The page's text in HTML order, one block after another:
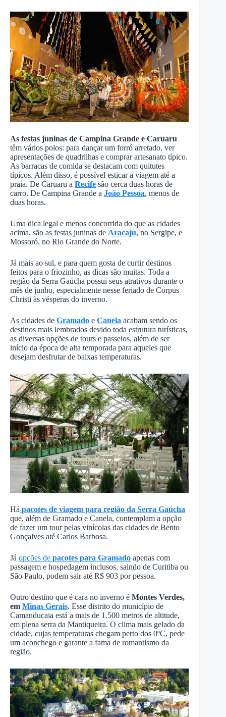
As festas juninas de Campina Grande e Caruaru
têm vários polos: para dançar um forró arretado, ver
apresentações de quadrilhas e comprar artesanato típico.
As barracas de comida se destacam com quitutes
típicos. Além disso, é possível esticar a viagem até a
praia. De Caruaru a Recife são cerca duas horas de
carro. De Campina Grande a João Pessoa, menos de
duas horas.
Uma dica legal e menos concorrida do que as cidades
acima, são as festas juninas de Aracaju, no Sergipe, e
Mossoró, no Rio Grande do Norte.
Já mais ao sul, e para quem gosta de curtir destinos
feitos para o friozinho, as dicas são muitas. Toda a
região da Serra Gaúcha possui seus atrativos durante o
mês de junho, especialmente nesse feriado de Corpus
Christi às vésperas do inverno.
As cidades de Gramado e Canela acabam sendo os
destinos mais lembrados devido toda estrutura turísticas,
as diversas opções de tours e passeios, além de ser
início da época de alta temporada para aqueles que
desejam desfrutar de baixas temperaturas.
Há pacotes de viagem para região da Serra Gaúcha
que, além de Gramado e Canela, contemplam a opção
de fazer um tour pelas vinícolas das cidades de Bento
Gonçalves até Carlos Barbosa.
Já opções de pacotes para Gramado apenas com
passagem e hospedagem inclusos, saindo de Curitiba ou
São Paulo, podem sair até R$ 903 por pessoa.
Outro destino que é cara no inverno é Montes Verdes,
em Minas Gerais. Esse distrito do município de
Camanducaia está a mais de 1.500 metros de altitude,
em plena serra da Mantiqueira. O clima mais gelado da
cidade, cujas temperaturas chegam perto dos 0ºC, pede
um aconchego e garante a fama de romantismo da
região.